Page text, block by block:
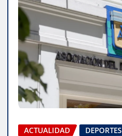
ACTUALIDAD DEPORTES